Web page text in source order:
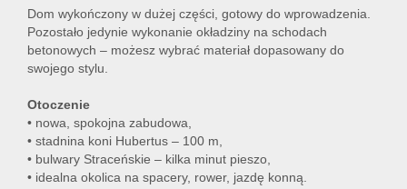
Dom wykończony w dużej części, gotowy do wprowadzenia.
Pozostało jedynie wykonanie okładziny na schodach
betonowych – możesz wybrać materiał dopasowany do
swojego stylu.
Otoczenie
• nowa, spokojna zabudowa,
• stadnina koni Hubertus – 100 m,
• bulwary Straceńskie – kilka minut pieszo,
• idealna okolica na spacery, rower, jazdę konną.